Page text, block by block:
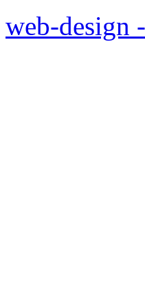
web-design